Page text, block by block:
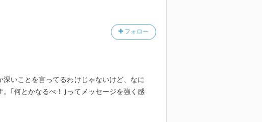
ボール・クラシック）に出場した川崎選手
ばに常にいて、メンタルコントロールや野
ロー選手から数多くのことを学び、自らを
ってきました。
フォロー
いことを言ってるわけじゃないけど、なに
｢何とかなるべ！｣ってメッセージを強く感